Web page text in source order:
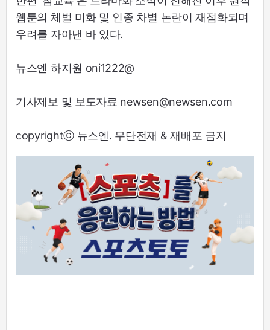
웹툰의 체벌 미화 및 인종 차별 논란이 재점화되며
우려를 자아낸 바 있다.
뉴스엔 하지원 oni1222@
기사제보 및 보도자료 newsen@newsen.com
copyrightⓒ 뉴스엔. 무단전재 & 재배포 금지